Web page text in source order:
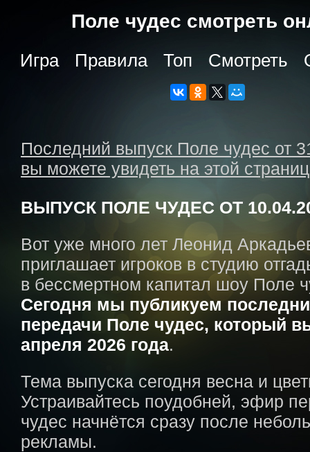
Поле чудес cмотреть
Игра Правила Топ Смотреть
Последний выпуск Поле чудес от
вы можете увидеть на этой
ВЫПУСК ПОЛЕ ЧУДЕС ОТ
Вот уже много лет Леонид
приглашает игроков в студию
в бессмертном капитал шоу Поле
Сегодня мы публикуем
передачи Поле чудес, который
апреля 2026 года.
Тема выпуска сегодня весна и
Устраивайтесь поудобней, эфир
чудес начнётся сразу после
рекламы.